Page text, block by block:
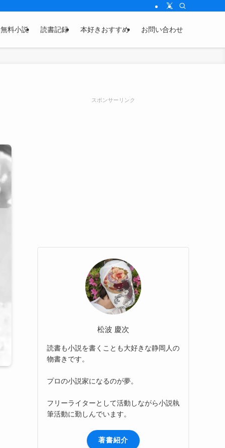
無料小説 読書記録 本好きおすすめ お問い合わせ
スポンサーリンク
松波 慶次
読書も小説を書くことも大好きな静岡人の
物書きです。
プロの小説家になるのが夢。
フリーライターとして活動しながら小説執
筆活動に勤しんでいます。
著書紹介